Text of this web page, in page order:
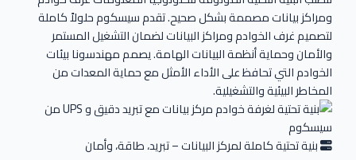
ومراكز بيانات مصممة بشكل صحيح. تقدم سيسكوم حلولاً كاملة
لتصميم غرف الخوادم ومراكز البيانات لضمان التشغيل المستمر
والأمان وحماية أنظمة البيانات الهامة. يصمم مهندسونا بيئات
الخوادم التي تحافظ على الأداء الأمثل مع حماية المعدات من
المخاطر البيئية والتشغيلية.
بنية تحتية كاملة لمركز البيانات – تبريد، طاقة، وأمان